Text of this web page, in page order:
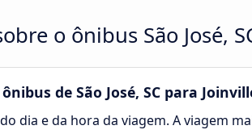
o ônibus São José,
de São José, SC para
dia e da hora da viagem. A viagem